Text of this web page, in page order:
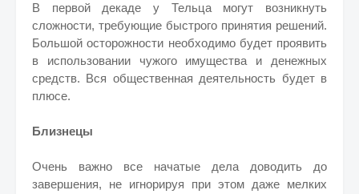
В первой декаде у Тельца могут возникнуть
сложности, требующие быстрого принятия решений.
Большой осторожности необходимо будет проявить
в использовании чужого имущества и денежных
средств. Вся общественная деятельность будет в
плюсе.
Близнецы
Очень важно все начатые дела доводить до
завершения, не игнорируя при этом даже мелких